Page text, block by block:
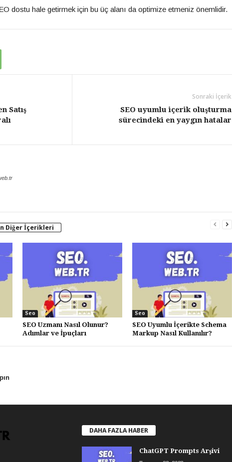
dostu hale getirmek için bu üç alanı da optimize etmeniz önemlidir.
Satış
Sonraki İçerik
SEO uyumlu içerik oluşturma
sürecindeki en yaygın hatalar
Diğer İçerikleri
Seo
SEO Uzmanı Nasıl Olunur?
Adımlar ve İpuçları
Seo
SEO Uyumlu İçerikte Schema
Markup Nasıl Kullanılır?
DAHA FAZLA HABER
ChatGPT Prompts Arşivi